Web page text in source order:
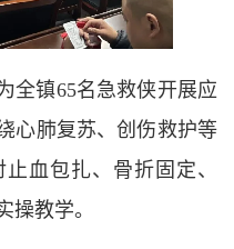
全镇65名急救侠开展应
心肺复苏、创伤救护等
血包扎、骨折固定、
操教学。